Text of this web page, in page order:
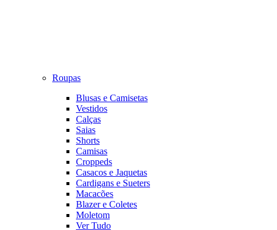
Roupas
Blusas e Camisetas
Vestidos
Calças
Saias
Shorts
Camisas
Croppeds
Casacos e Jaquetas
Cardigans e Sueters
Macacões
Blazer e Coletes
Moletom
Ver Tudo